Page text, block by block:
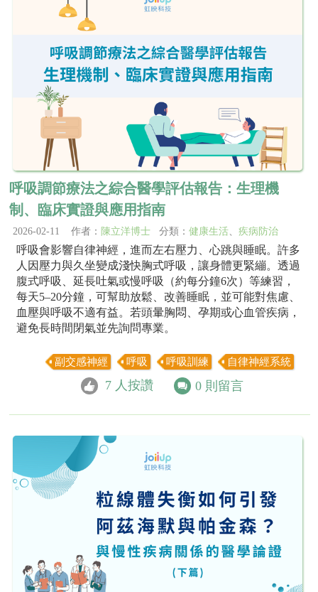
呼吸調節療法之綜合醫學評估報告：生理機
制、臨床實證與應用指南
2026-02-11 作者： 陳立洋博士 分類： 健康生活、 疾病防治
呼吸會影響自律神經，進而左右壓力、心跳與睡眠。許多
人因壓力與久坐變成淺快胸式呼吸，讓身體更緊繃。透過
腹式呼吸、延長吐氣或慢呼吸（約每分鐘6次）等練習，
每天5–20分鐘，可幫助放鬆、改善睡眠，並可能對焦慮、
血壓與呼吸不適有益。若頭暈胸悶、孕期或心血管疾病，
避免長時間閉氣並先詢問專業。
副交感神經 呼吸 呼吸訓練 自律神經系統
7 人按讚 0 則留言